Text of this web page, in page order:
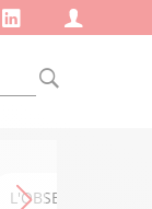
L'OBSERVATOIRE